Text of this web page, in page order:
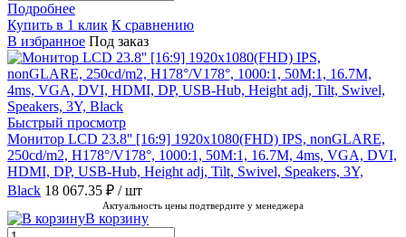
Подробнее
Купить в 1 клик К сравнению
В избранное Под заказ
Быстрый просмотр
Монитор LCD 23.8'' [16:9] 1920х1080(FHD) IPS, nonGLARE,
250cd/m2, H178°/V178°, 1000:1, 50M:1, 16.7M, 4ms, VGA, DVI,
HDMI, DP, USB-Hub, Height adj, Tilt, Swivel, Speakers, 3Y,
Black 18 067.35 ₽ / шт
Актуальность цены подтвердите у менеджера
В корзину